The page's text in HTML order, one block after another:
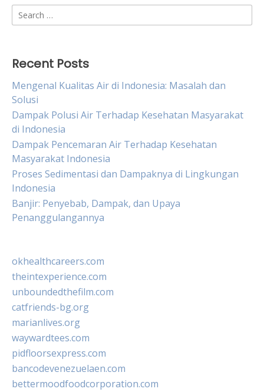
Search
for:
Recent Posts
Mengenal Kualitas Air di Indonesia: Masalah dan
Solusi
Dampak Polusi Air Terhadap Kesehatan Masyarakat
di Indonesia
Dampak Pencemaran Air Terhadap Kesehatan
Masyarakat Indonesia
Proses Sedimentasi dan Dampaknya di Lingkungan
Indonesia
Banjir: Penyebab, Dampak, dan Upaya
Penanggulangannya
okhealthcareers.com
theintexperience.com
unboundedthefilm.com
catfriends-bg.org
marianlives.org
waywardtees.com
pidfloorsexpress.com
bancodevenezuelaen.com
bettermoodfoodcorporation.com